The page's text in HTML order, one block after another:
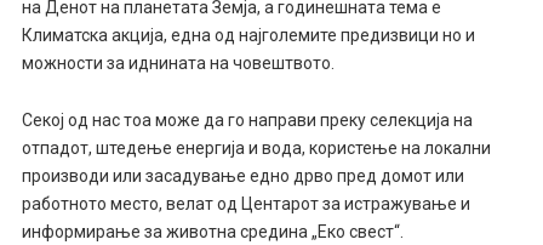
на Денот на планетата Земја, а годинешната тема е
Климатска акција, една од најголемите предизвици но и
можности за иднината на човештвото.
Секој од нас тоа може да го направи преку селекција на
отпадот, штедење енергија и вода, користење на локални
производи или засадување едно дрво пред домот или
работното место, велат од Центарот за истражување и
информирање за животна средина „Еко свест“.